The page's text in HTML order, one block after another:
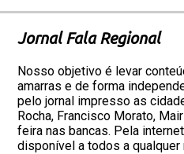
Jornal Fala Regional
Nosso objetivo é levar
amarras e de forma
pelo jornal impresso as
Rocha, Francisco Morato,
feira nas bancas. Pela
disponível a todos a